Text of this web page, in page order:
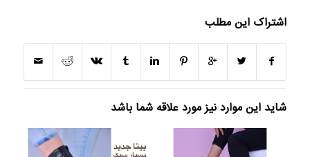
اشتراک این مطلب
شاید این موارد نیز مورد علاقه شما باشد